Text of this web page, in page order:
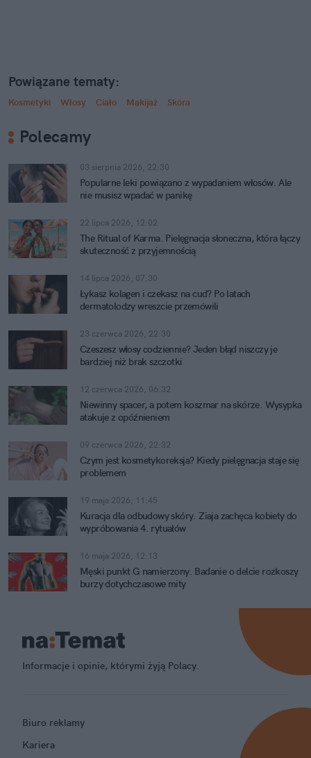
Powiązane tematy:
Kosmetyki Włosy Ciało Makijaż Skóra
Polecamy
03 sierpnia 2026, 22:30
Popularne leki powiązano z wypadaniem włosów. Ale
nie musisz wpadać w panikę
22 lipca 2026, 12:02
The Ritual of Karma. Pielęgnacja słoneczna, która łączy
skuteczność z przyjemnością
14 lipca 2026, 07:30
Łykasz kolagen i czekasz na cud? Po latach
dermatolodzy wreszcie przemówili
23 czerwca 2026, 22:30
Czeszesz włosy codziennie? Jeden błąd niszczy je
bardziej niż brak szczotki
12 czerwca 2026, 06:32
Niewinny spacer, a potem koszmar na skórze. Wysypka
atakuje z opóźnieniem
09 czerwca 2026, 22:32
Czym jest kosmetykoreksja? Kiedy pielęgnacja staje się
problemem
19 maja 2026, 11:45
Kuracja dla odbudowy skóry. Ziaja zachęca kobiety do
wypróbowania 4. rytuałów
16 maja 2026, 12:13
Męski punkt G namierzony. Badanie o delcie rozkoszy
burzy dotychczasowe mity
Informacje i opinie, którymi żyją Polacy.
Biuro reklamy
Kariera